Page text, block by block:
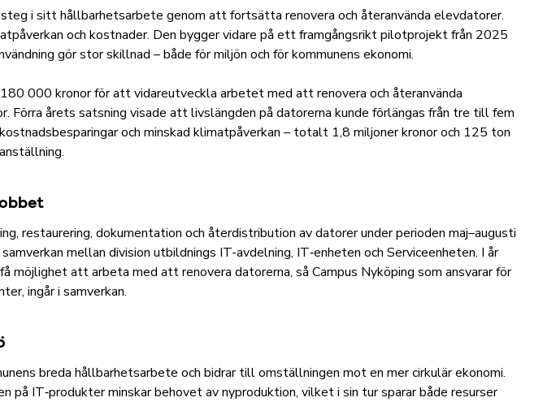
i sitt hållbarhetsarbete genom att fortsätta renovera och återanvända elevdatorer.
och kostnader. Den bygger vidare på ett framgångsrikt pilotprojekt från 2025
gör stor skillnad – både för miljön och för kommunens ekonomi.
000 kronor för att vidareutveckla arbetet med att renovera och återanvända
Förra årets satsning visade att livslängden på datorerna kunde förlängas från tre till fem
och minskad klimatpåverkan – totalt 1,8 miljoner kronor och 125 ton
restaurering, dokumentation och återdistribution av datorer under perioden maj–augusti
mellan division utbildnings IT-avdelning, IT‑enheten och Serviceenheten. I år
möjlighet att arbeta med att renovera datorerna, så Campus Nyköping som ansvarar för
ingår i samverkan.
breda hållbarhetsarbete och bidrar till omställningen mot en mer cirkulär ekonomi.
på IT‑produkter minskar behovet av nyproduktion, vilket i sin tur sparar både resurser